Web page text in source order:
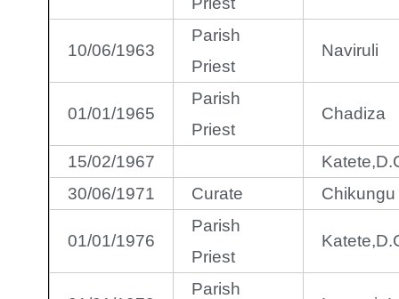
10/06/1963
Parish
Priest
Naviruli
01/01/1965
Parish
Priest
Chadiza
15/02/1967
30/06/1971
Curate Chikungu
01/01/1976
Parish
Priest
Parish